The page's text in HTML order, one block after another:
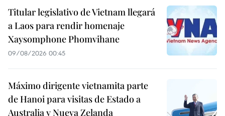
Titular legislativo de Vietnam llegará
a Laos para rendir homenaje
Xaysomphone Phomvihane
09/08/2026 00:45
Máximo dirigente vietnamita parte
de Hanoi para visitas de Estado a
Australia y Nueva Zelanda